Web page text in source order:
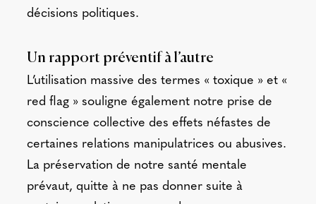
décisions politiques.
Un rapport préventif à l’autre
L’utilisation massive des termes « toxique » et «
red flag » souligne également notre prise de
conscience collective des effets néfastes de
certaines relations manipulatrices ou abusives.
La préservation de notre santé mentale
prévaut, quitte à ne pas donner suite à